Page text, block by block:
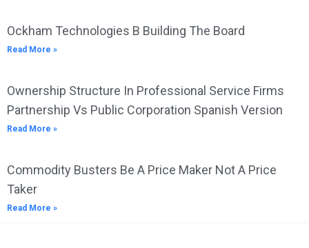
Ockham Technologies B Building The Board
Read More »
Ownership Structure In Professional Service Firms
Partnership Vs Public Corporation Spanish Version
Read More »
Commodity Busters Be A Price Maker Not A Price
Taker
Read More »